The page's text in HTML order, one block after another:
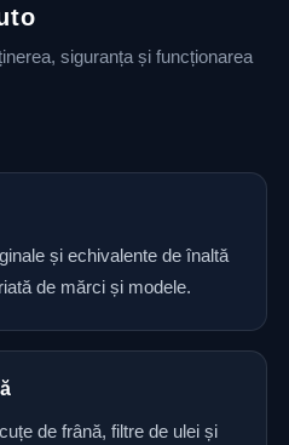
siguranța și funcționarea
și echivalente de înaltă
de mărci și modele.
de frână, filtre de ulei și